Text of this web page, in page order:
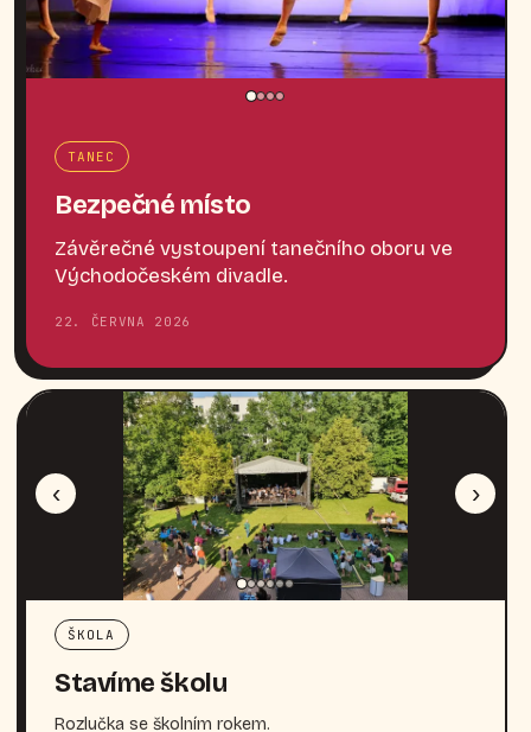
TANEC
Bezpečné místo
Závěrečné vystoupení tanečního oboru ve
Východočeském divadle.
22. ČERVNA 2026
‹ ›
ŠKOLA
Stavíme školu
Rozlučka se školním rokem.